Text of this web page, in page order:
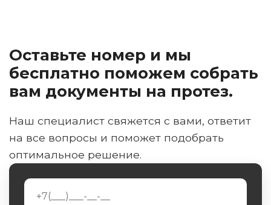
Оставьте номер и мы
бесплатно поможем собрать
вам документы на протез.
Наш специалист свяжется с вами, ответит
на все вопросы и поможет подобрать
оптимальное решение.